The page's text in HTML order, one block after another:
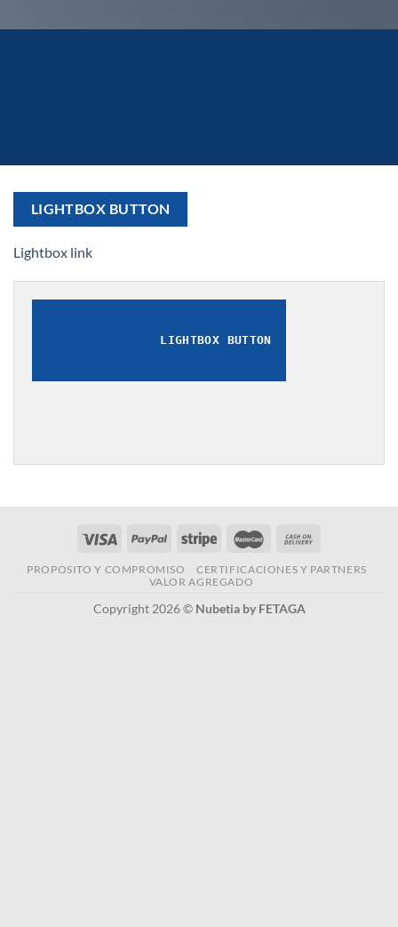
LIGHTBOX BUTTON
Lightbox link
LIGHTBOX BUTTON
PROPOSITO Y COMPROMISO
CERTIFICACIONES Y PARTNERS
VALOR AGREGADO
Copyright 2026 © Nubetia by FETAGA